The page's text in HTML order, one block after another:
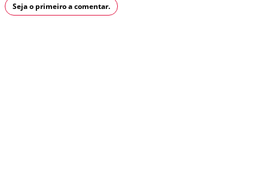
Seja o primeiro a comentar.